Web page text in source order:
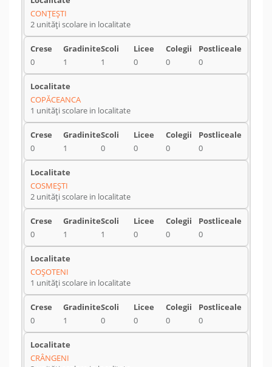
CONŢEŞTI
2 unități scolare in localitate
0 1 1 0 0 0
COPĂCEANCA
1 unități scolare in localitate
0 1 0 0 0 0
COSMEŞTI
2 unități scolare in localitate
0 1 1 0 0 0
COŞOTENI
1 unități scolare in localitate
0 1 0 0 0 0
CRÂNGENI